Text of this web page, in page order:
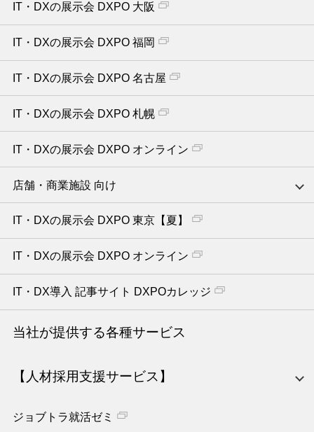
IT・DXの展示会 DXPO 大阪
IT・DXの展示会 DXPO 福岡
IT・DXの展示会 DXPO 名古屋
IT・DXの展示会 DXPO 札幌
IT・DXの展示会 DXPO オンライン
店舗・商業施設 向け
IT・DXの展示会 DXPO 東京【夏】
IT・DXの展示会 DXPO オンライン
IT・DX導入 記事サイト DXPOカレッジ
当社が提供する各種サービス
【人材採用支援サービス】
ジョブトラ就活ゼミ